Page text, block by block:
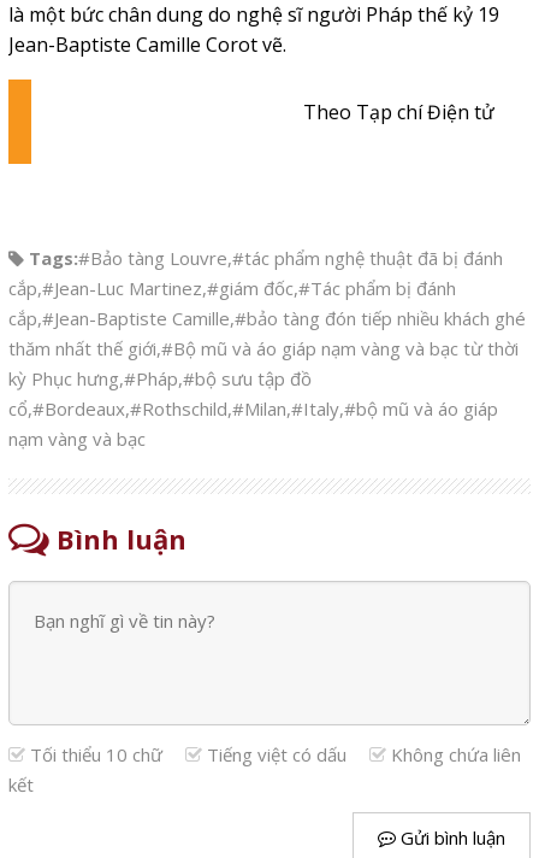
là một bức chân dung do nghệ sĩ người Pháp thế kỷ 19
Jean-Baptiste Camille Corot vẽ.
Theo Tạp chí Điện tử
Tags:#Bảo tàng Louvre,#tác phẩm nghệ thuật đã bị đánh
cắp,#Jean-Luc Martinez,#giám đốc,#Tác phẩm bị đánh
cắp,#Jean-Baptiste Camille,#bảo tàng đón tiếp nhiều khách ghé
thăm nhất thế giới,#Bộ mũ và áo giáp nạm vàng và bạc từ thời
kỳ Phục hưng,#Pháp,#bộ sưu tập đồ
cổ,#Bordeaux,#Rothschild,#Milan,#Italy,#bộ mũ và áo giáp
nạm vàng và bạc
Bình luận
Tối thiểu 10 chữ Tiếng việt có dấu
Không chứa liên
kết
Gửi bình luận